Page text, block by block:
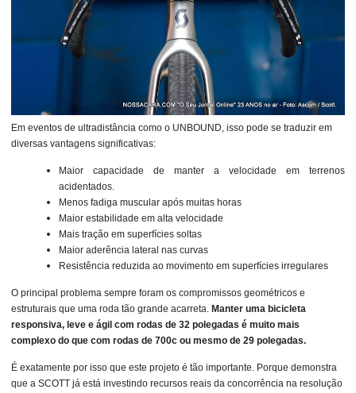
Em eventos de ultradistância como o UNBOUND, isso pode se traduzir em
diversas vantagens significativas:
Maior capacidade de manter a velocidade em terrenos
acidentados.
Menos fadiga muscular após muitas horas
Maior estabilidade em alta velocidade
Mais tração em superfícies soltas
Maior aderência lateral nas curvas
Resistência reduzida ao movimento em superfícies irregulares
O principal problema sempre foram os compromissos geométricos e
estruturais que uma roda tão grande acarreta. Manter uma bicicleta
responsiva, leve e ágil com rodas de 32 polegadas é muito mais
complexo do que com rodas de 700c ou mesmo de 29 polegadas.
É exatamente por isso que este projeto é tão importante. Porque demonstra
que a SCOTT já está investindo recursos reais da concorrência na resolução